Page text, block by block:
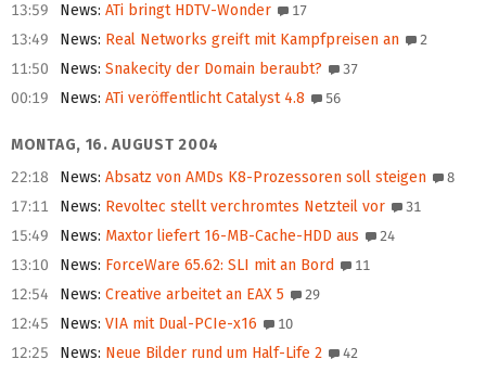
13:59 News: ATi bringt HDTV-Wonder 17
13:49 News: Real Networks greift mit Kampfpreisen an 2
11:50 News: Snakecity der Domain beraubt? 37
00:19 News: ATi veröffentlicht Catalyst 4.8 56
MONTAG, 16. AUGUST 2004
22:18
News: Absatz von AMDs K8-Prozessoren soll steigen 8
17:11 News: Revoltec stellt verchromtes Netzteil vor 31
15:49 News: Maxtor liefert 16-MB-Cache-HDD aus 24
13:10 News: ForceWare 65.62: SLI mit an Bord 11
12:54 News: Creative arbeitet an EAX 5 29
12:45 News: VIA mit Dual-PCIe-x16 10
12:25 News: Neue Bilder rund um Half-Life 2 42